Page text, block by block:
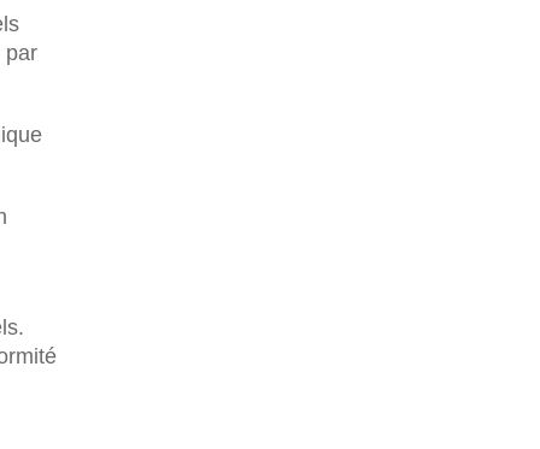
par